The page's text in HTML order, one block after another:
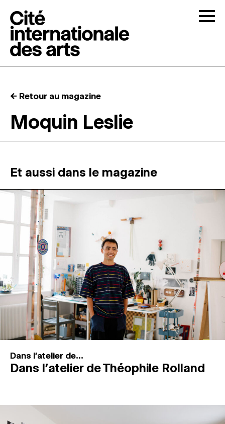
RÉSIDENCES ↓
ATELIERS OUVERTS
PROGRAMMATION
MAGAZINE
ESPACES DE PRATIQUE ARTISTIQUE ↓
Recherche
Connexion
← Retour au magazine
Moquin Leslie
Et aussi dans le magazine
Dans l'atelier de...
Dans l’atelier de Théophile Rolland